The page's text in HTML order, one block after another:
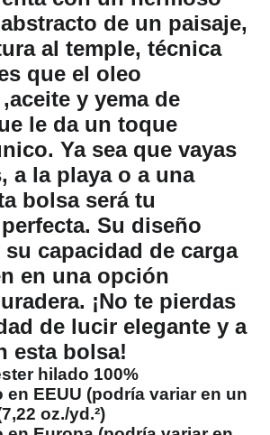
de un paisaje,
al temple, técnica
que el oleo
y yema de
le da un toque
Ya sea que vayas
a la playa o a una
bolsa será tu
Su diseño
capacidad de carga
en una opción
¡No te pierdas
de lucir elegante y a
esta bolsa!
hilado 100%
en EEUU (podría variar en un
oz./yd.²)